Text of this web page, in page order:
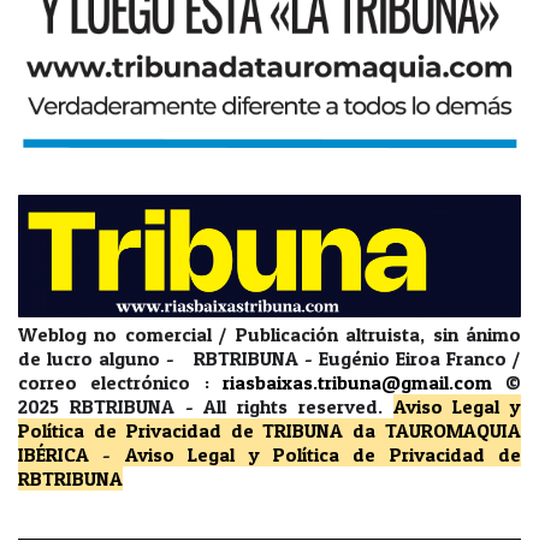
Weblog no comercial / Publicación altruista, sin ánimo
de lucro alguno - RBTRIBUNA - Eugénio Eiroa Franco /
correo electrónico : riasbaixas.tribuna@gmail.com
©
2025 RBTRIBUNA -All rights reserved. Aviso Legal y
Política de Privacidad de TRIBUNA da TAUROMAQUIA
IBÉRICA - Aviso Legal y Política de Privacidad
de
RBTRIBUNA